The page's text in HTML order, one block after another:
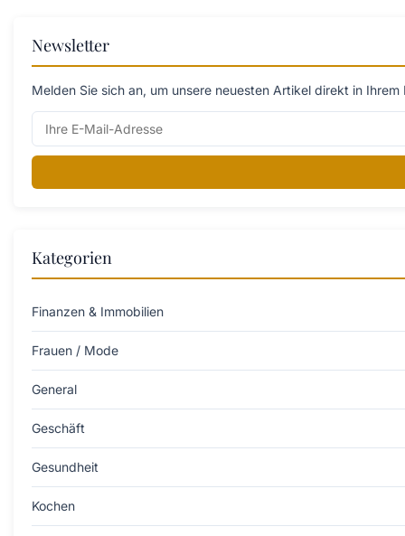
Newsletter
Melden Sie sich an, um unsere neuesten Artikel direkt in
Kategorien
Finanzen & Immobilien
Frauen / Mode
General
Geschäft
Gesundheit
Kochen